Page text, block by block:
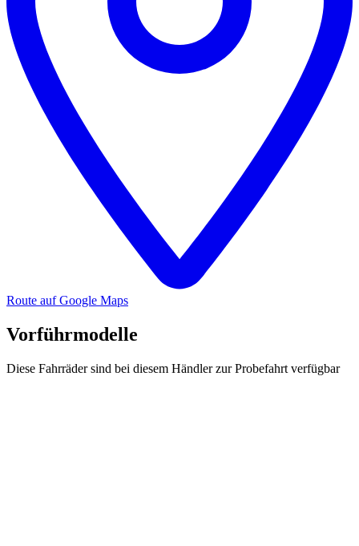
Route auf Google Maps
Vorführmodelle
Diese Fahrräder sind bei diesem Händler zur Probefahrt verfügbar